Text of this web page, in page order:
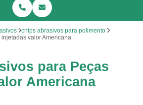
chips abrasivos para polimento
valor Americana
para Peças
Americana